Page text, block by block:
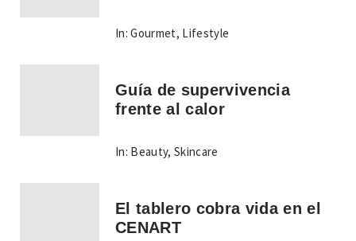
In: Gourmet, Lifestyle
Guía de supervivencia
frente al calor
In: Beauty,Skincare
El tablero cobra vida en el
CENART